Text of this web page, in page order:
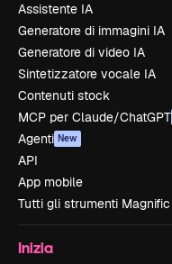
Assistente IA
Generatore di immagini IA
Generatore di video IA
Sintetizzatore vocale IA
Contenuti stock
MCP per Claude/ChatGPT
Agenti New
API
App mobile
Tutti gli strumenti Magnific
Inizia